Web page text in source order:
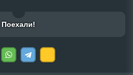
Поехали!